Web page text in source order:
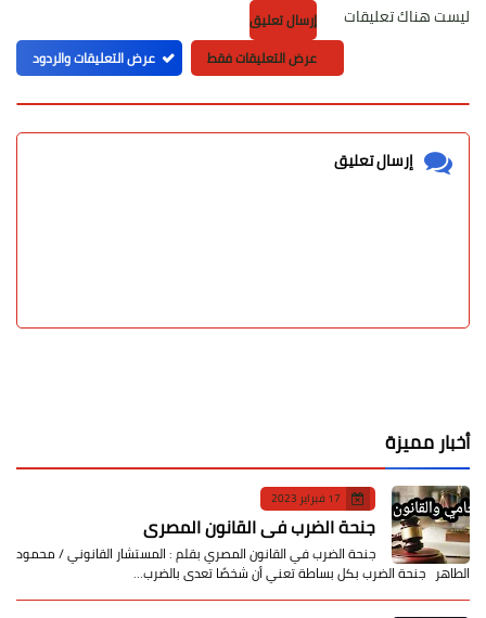
ليست هناك تعليقات
إرسال تعليق
عرض التعليقات فقط
عرض التعليقات والردود
إرسال تعليق
أخبار مميزة
17 فبراير 2023
جنحة الضرب في القانون المصري
جنحة الضرب في القانون المصري بقلم : المستشار القانوني / محمود
الطاهر جنحة الضرب بكل بساطة تعني أن شخصًا تعدى بالضرب…